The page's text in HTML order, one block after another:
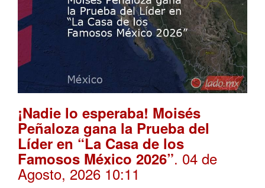
¡Nadie lo esperaba! Moisés
Peñaloza gana la Prueba del
Líder en “La Casa de los
Famosos México 2026”. 04 de
Agosto, 2026 10:11